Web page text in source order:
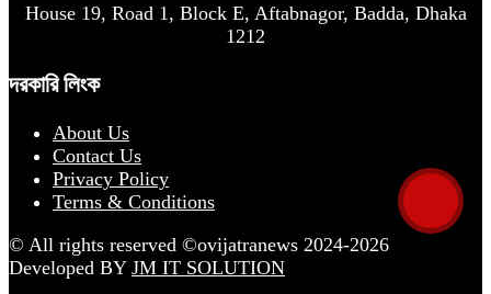
House 19, Road 1, Block E, Aftabnagor, Badda, Dhaka
1212
দরকারি লিংক
About Us
Contact Us
Privacy Policy
Terms & Conditions
© All rights reserved ©ovijatranews 2024-2026
Developed BY JM IT SOLUTION